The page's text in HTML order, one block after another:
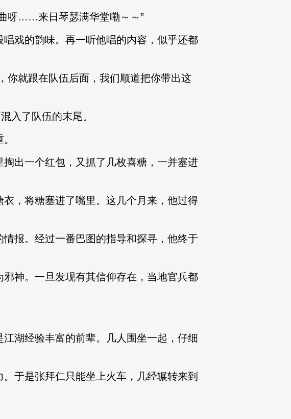
呀……来日琴瑟满华堂嘞～～”
戏的韵味。再一听他唱的内容，似乎还都
就跟在队伍后面，我们顺道把你带出这
入了队伍的末尾。
出一个红包，又抓了几枚喜糖，一并塞进
，将糖塞进了嘴里。这几个月来，他过得
报。经过一番巴图的指导和探寻，他终于
神。一旦发现有其信仰存在，当地官兵都
经验丰富的前辈。几人围坐一起，仔细
于是张拜仁只能坐上火车，几经辗转来到